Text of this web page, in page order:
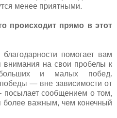
менее приятными.
происходит прямо в этот
помогает вам
внимания на свои пробелы к
и малых побед.
— вне зависимости от
сообщением о том,
более важным, чем конечный